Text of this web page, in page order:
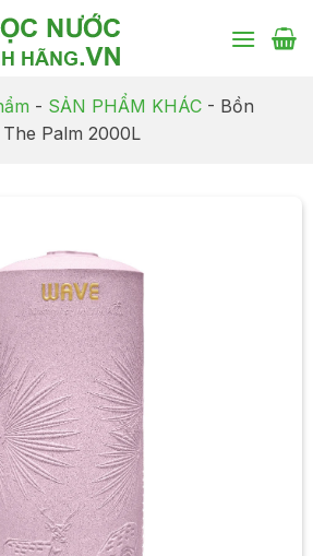
- SẢN PHẨM KHÁC - Bồn
Palm 2000L